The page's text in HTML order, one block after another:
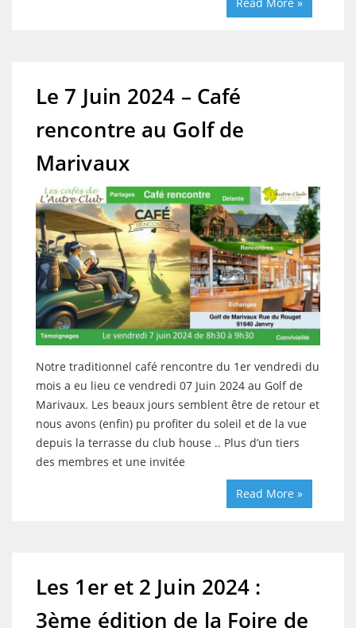
Le 7 Juin 2024 – Café
rencontre au Golf de
Marivaux
Notre traditionnel café rencontre du 1er vendredi du
mois a eu lieu ce vendredi 07 Juin 2024 au Golf de
Marivaux. Les beaux jours semblent être de retour et
nous avons (enfin) pu profiter du soleil et de la vue
depuis la terrasse du club house .. Plus d’un tiers
des membres et une invitée
Read More »
Les 1er et 2 Juin 2024 :
3ème édition de la Foire de